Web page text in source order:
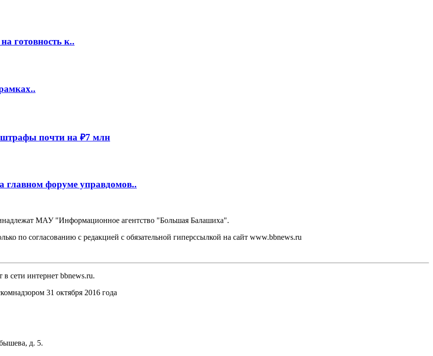
готовность к..
почти на ₽7 млн
главном форуме управдомов..
МАУ "Информационное агентство "Большая Балашиха".
по согласованию с редакцией с обязательной гиперссылкой на сайт www.bbnews.ru
сети интернет bbnews.ru.
31 октября 2016 года
д. 5.